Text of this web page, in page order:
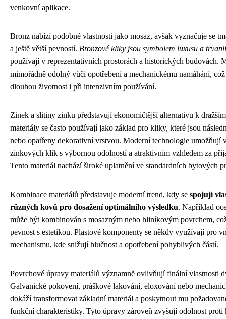
venkovní aplikace.
Bronz nabízí podobné vlastnosti jako mosaz, avšak vyznačuje se
a ještě větší pevností. Bronzové kliky jsou symbolem luxusu a
používají v reprezentativních prostorách a historických budovách.
mimořádně odolný vůči opotřebení a mechanickému namáhání,
dlouhou životnost i při intenzivním používání.
Zinek a slitiny zinku představují ekonomičtější alternativu k
materiály se často používají jako základ pro kliky, které jsou
nebo opatřeny dekorativní vrstvou. Moderní technologie umožňují
zinkových klik s výbornou odolností a atraktivním vzhledem za
Tento materiál nachází široké uplatnění ve standardních bytových
Kombinace materiálů představuje moderní trend, kdy se spojují
různých kovů pro dosažení optimálního výsledku. Například
může být kombinován s mosazným nebo hliníkovým povrchem,
pevnost s estetikou. Plastové komponenty se někdy využívají pro
mechanismu, kde snižují hlučnost a opotřebení pohyblivých částí.
Povrchové úpravy materiálů významně ovlivňují finální vlastnosti
Galvanické pokovení, práškové lakování, eloxování nebo
dokáží transformovat základní materiál a poskytnout mu
funkční charakteristiky. Tyto úpravy zároveň zvyšují odolnost proti